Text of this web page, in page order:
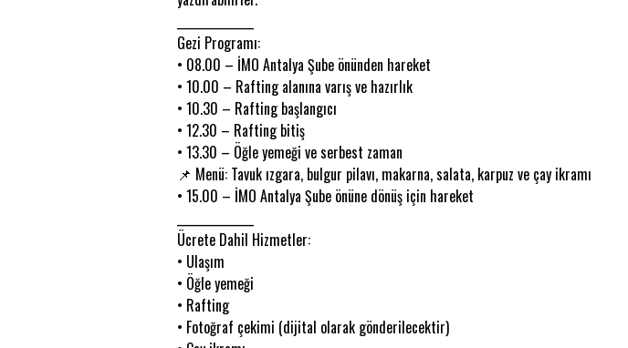
Gezi Programı:
• 08.00 – İMO Antalya Şube önünden hareket
• 10.00 – Rafting alanına varış ve hazırlık
• 10.30 – Rafting başlangıcı
• 12.30 – Rafting bitiş
• 13.30 – Öğle yemeği ve serbest zaman
📌 Menü: Tavuk ızgara, bulgur pilavı, makarna, salata, karpuz ve çay ikramı
• 15.00 – İMO Antalya Şube önüne dönüş için hareket
Ücrete Dahil Hizmetler:
• Ulaşım
• Öğle yemeği
• Rafting
• Fotoğraf çekimi (dijital olarak gönderilecektir)